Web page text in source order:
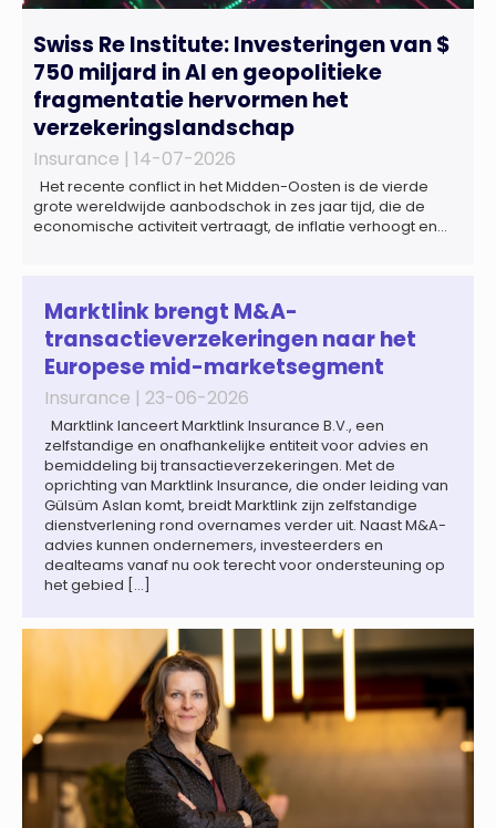
Swiss Re Institute: Investeringen van $
750 miljard in AI en geopolitieke
fragmentatie hervormen het
verzekeringslandschap
Insurance | 14-07-2026
Het recente conflict in het Midden-Oosten is de vierde
grote wereldwijde aanbodschok in zes jaar tijd, die de
economische activiteit vertraagt, de inflatie verhoogt en
wereldwijd naar verwachting afnemen tot 1,3% in reële
termen in […]
Marktlink brengt M&A-
transactieverzekeringen naar het
Europese mid-marketsegment
Insurance | 23-06-2026
Marktlink lanceert Marktlink Insurance B.V., een
zelfstandige en onafhankelijke entiteit voor advies en
bemiddeling bij transactieverzekeringen. Met de
oprichting van Marktlink Insurance, die onder leiding van
Gülsüm Aslan komt, breidt Marktlink zijn zelfstandige
dienstverlening rond overnames verder uit. Naast M&A-
advies kunnen ondernemers, investeerders en
dealteams vanaf nu ook terecht voor ondersteuning op
het gebied […]